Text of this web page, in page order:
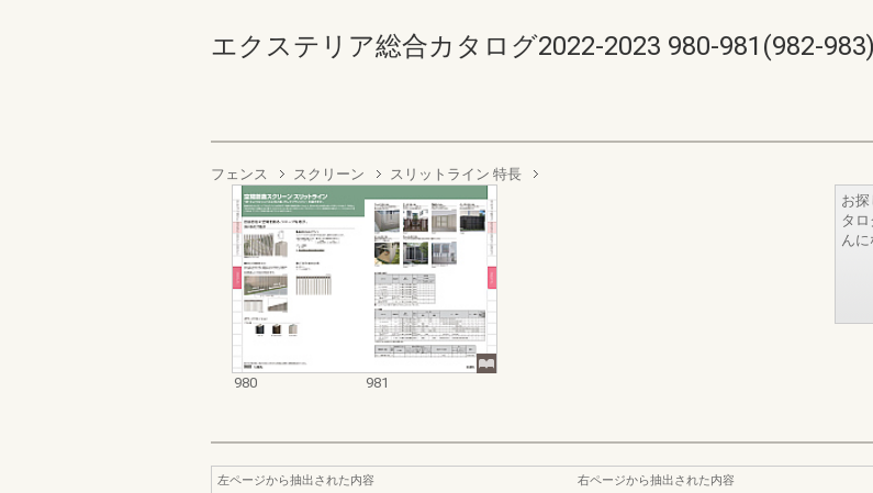
エクステリア総合カタログ2022-2023 980-981(982-983)
フェンス スクリーン スリットライン 特長
980 981
お
タ
んに
左ページから抽出された内容
右ページから抽出された内容